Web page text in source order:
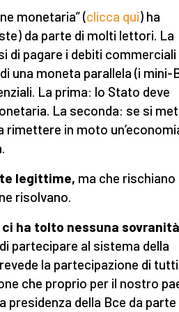
monetaria” (clicca qui) ha
da parte di molti lettori. La
di pagare i debiti
una moneta parallela (i mini-
La prima: lo Stato deve
La seconda: se si
rimettere in moto
legittime, ma che rischiano
risolvano.
ci ha tolto nessuna
partecipare al sistema della
la partecipazione di
che proprio per il nostro
presidenza della Bce da parte